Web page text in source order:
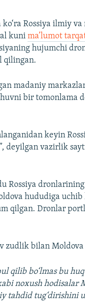
Rossiya ilmiy va
kunima’lumot
hujumchi
qilingan.
madaniy
bir tomonlama
keyin
deyilgan vazirlik
Rossiya
hududiga uchib
qilgan. Dronlar
zudlik bilan
qilib bo‘lmas bu
noxush hodisalar
tug‘dirishini